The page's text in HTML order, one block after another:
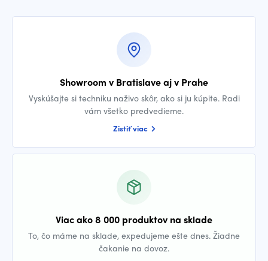
Showroom v Bratislave aj v Prahe
Vyskúšajte si techniku naživo skôr, ako si ju kúpite. Radi
vám všetko predvedieme.
Zistiť viac
Viac ako 8 000 produktov na sklade
To, čo máme na sklade, expedujeme ešte dnes. Žiadne
čakanie na dovoz.